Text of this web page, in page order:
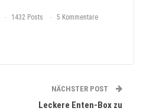
1432 Posts 5 Kommentare
NÄCHSTER POST
Leckere Enten-Box zu